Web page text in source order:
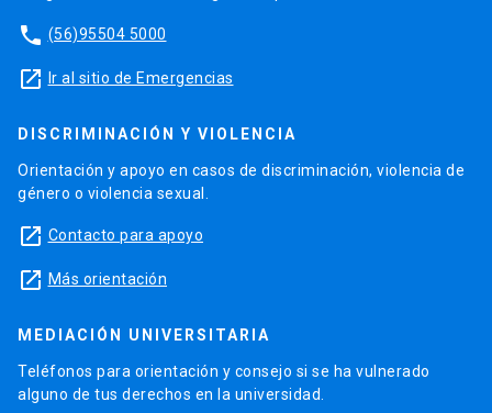
phone (56)95504 5000
launch Ir al sitio de Emergencias
DISCRIMINACIÓN Y VIOLENCIA
Orientación y apoyo en casos de discriminación, violencia de
género o violencia sexual.
launch Contacto para apoyo
launch Más orientación
MEDIACIÓN UNIVERSITARIA
Teléfonos para orientación y consejo si se ha vulnerado
alguno de tus derechos en la universidad.